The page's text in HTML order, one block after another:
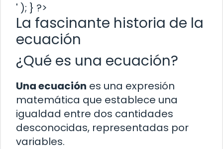
' ); } ?>
La fascinante historia de la
ecuación
¿Qué es una ecuación?
Una ecuación es una expresión
matemática que establece una
igualdad entre dos cantidades
desconocidas, representadas por
variables.